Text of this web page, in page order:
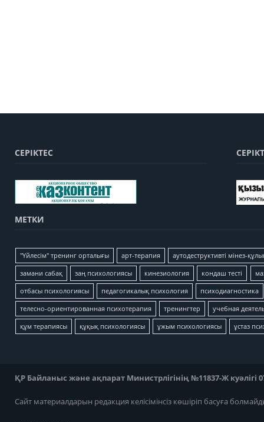
СЕРІКТЕС
МЕТКИ
"Үйлесім" тренинг орталығы арт-терапия аутодеструктивті мінез-
замани сабақ заң психологиясы кинезиология кондаш тесті
отбасы психологиясы педагогикалық психология психодиагностика
телесно-ориентированная психотерапия тренингтер учебная
құм терапиясы құқық психологиясы ұжым психологиясы ұстаз
ҚР Байланыс және ақпарат Министрлігінің №11837-Ж куәлігі
Сайт материалдарын редакция келісімінсіз көшіріп басуға